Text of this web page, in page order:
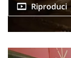
Riproduci